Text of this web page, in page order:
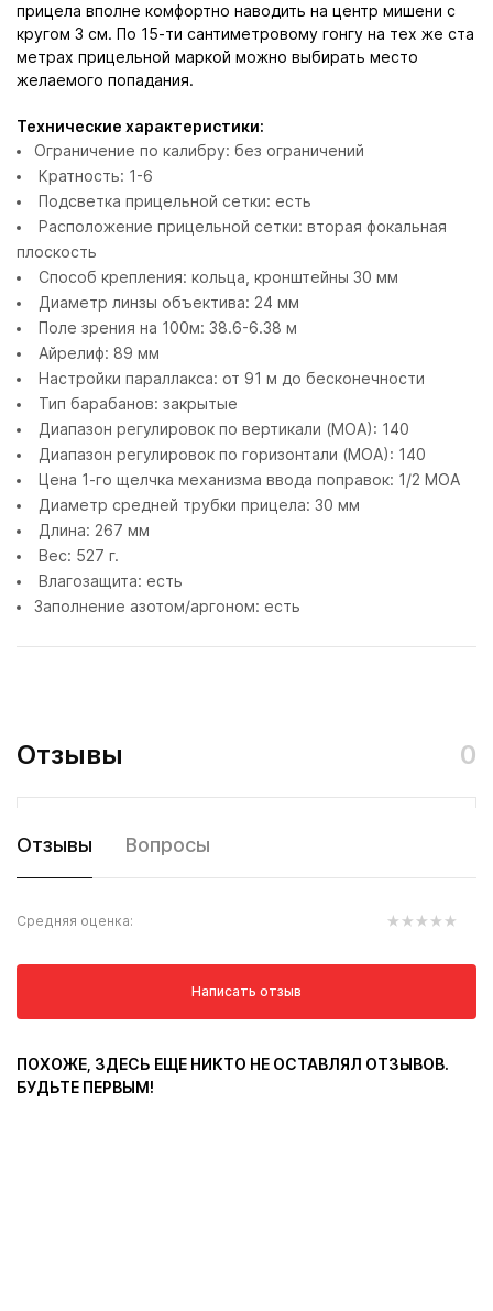
прицела вполне комфортно наводить на центр мишени с
кругом 3 см. По 15-ти сантиметровому гонгу на тех же ста
метрах прицельной маркой можно выбирать место
желаемого попадания.
Технические характеристики:
Ограничение по калибру: без ограничений
Кратность: 1-6
Подсветка прицельной сетки: есть
Расположение прицельной сетки: вторая фокальная
плоскость
Способ крепления: кольца, кронштейны 30 мм
Диаметр линзы объектива: 24 мм
Поле зрения на 100м: 38.6-6.38 м
Айрелиф: 89 мм
Настройки параллакса: от 91 м до бесконечности
Тип барабанов: закрытые
Диапазон регулировок по вертикали (MOA): 140
Диапазон регулировок по горизонтали (MOA): 140
Цена 1-го щелчка механизма ввода поправок: 1/2 МOA
Диаметр средней трубки прицела: 30 мм
Длина: 267 мм
Вес: 527 г.
Влагозащита: есть
Заполнение азотом/аргоном: есть
Отзывы 0
Отзывы Вопросы
Средняя оценка:
Написать отзыв
ПОХОЖЕ, ЗДЕСЬ ЕЩЕ НИКТО НЕ ОСТАВЛЯЛ ОТЗЫВОВ.
БУДЬТЕ ПЕРВЫМ!